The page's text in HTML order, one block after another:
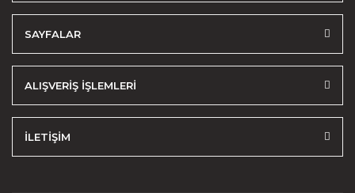
SAYFALAR
ALIŞVERİŞ İŞLEMLERİ
İLETİŞİM